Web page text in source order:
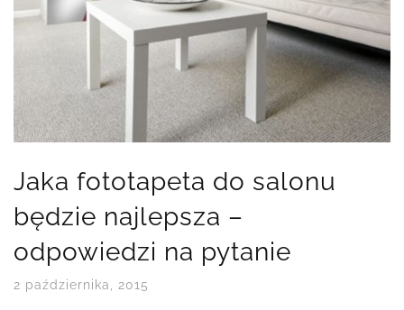
Jaka fototapeta do salonu
będzie najlepsza –
odpowiedzi na pytanie
2 października, 2015